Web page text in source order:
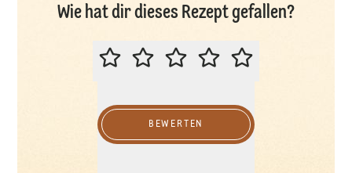
Wie hat dir dieses Rezept gefallen?
BITTE BEWERTEN SIE DIESES
BEWERTEN